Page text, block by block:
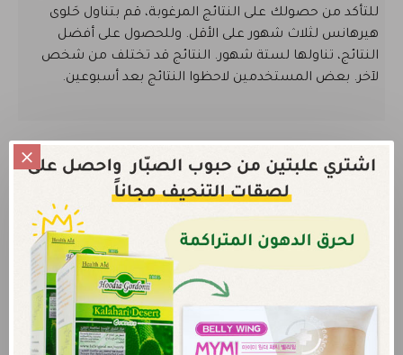
للتأكد من حصولك على النتائج المرغوبة، قم بتناول حَلوى
هيرهانس لثلاث شهور على الأقل. وللحصول على أفضل
النتائج، تناولها لستة شهور. النتائج قد تختلف من شخص
لآخر. بعض المستخدمين لاحظوا النتائج بعد أسبوعين.
آراء الزبائن
لا يمكنك اضافة تعليق قبل شراء هذا المنتج
الرجاء لكي تتمكن من تقييم المنتج
لا يوجد أي تعليقات لهذا المنتج.